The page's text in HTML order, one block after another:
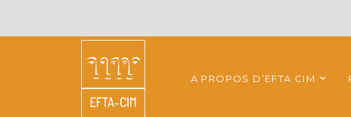
A PROPOS D’EFTA CIM